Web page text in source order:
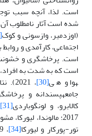
است. لذا، آنچه سبب
شده است آثار نامطلوب آن
(اوزدمیر، وازسونی و کوک
اجتماعی، کارآمدی و
است. پرخاشگری و
است که به شدت به
هوا و هی[30]
،
جامعه­پسندانه و
کالابرو، و لونگوباردی[31]
2017؛ مالوندا، لیورکا، مشورادو، سامپر و مستر
تور-پورکار و لیورکا[34]